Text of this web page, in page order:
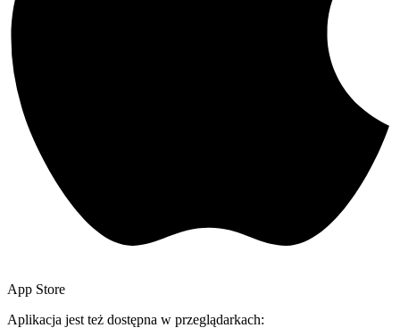
App Store
Aplikacja jest też dostępna w przeglądarkach: